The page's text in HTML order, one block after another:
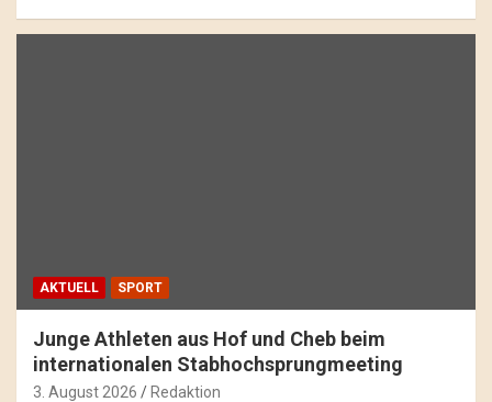
AKTUELL SPORT
Junge Athleten aus Hof und Cheb beim
internationalen Stabhochsprungmeeting
3. August 2026 Redaktion